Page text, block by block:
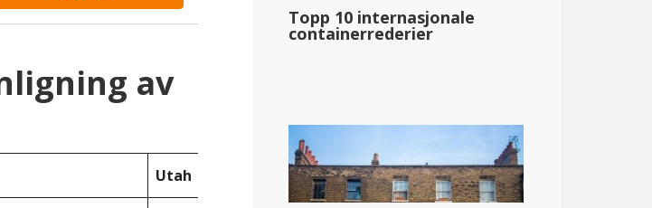
av
Utah
Topp 10 internasjonale
containerrederier